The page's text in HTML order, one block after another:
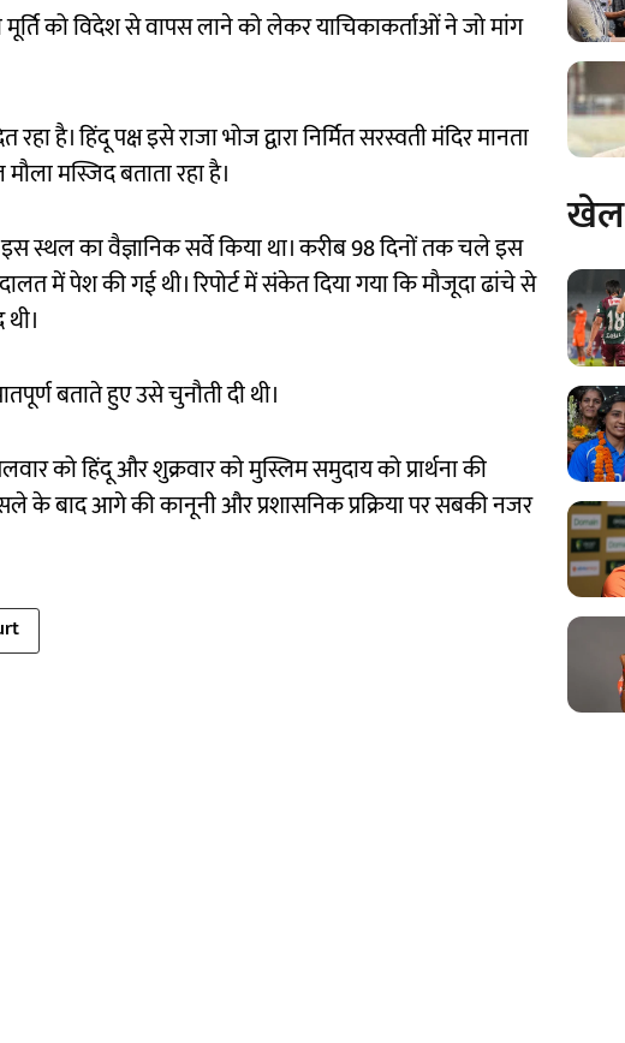
को विदेश से वापस लाने को लेकर याचिकाकर्ताओं ने जो मांग
है। हिंदू पक्ष इसे राजा भोज द्वारा निर्मित सरस्वती मंदिर मानता
मस्जिद बताता रहा है।
का वैज्ञानिक सर्वे किया था। करीब 98 दिनों तक चले इस
में पेश की गई थी। रिपोर्ट में संकेत दिया गया कि मौजूदा ढांचे से
बताते हुए उसे चुनौती दी थी।
को हिंदू और शुक्रवार को मुस्लिम समुदाय को प्रार्थना की
के बाद आगे की कानूनी और प्रशासनिक प्रक्रिया पर सबकी नजर
खेल